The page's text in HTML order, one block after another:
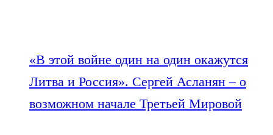
«В этой войне один на один окажутся
Литва и Россия». Сергей Асланян – о
возможном начале Третьей Мировой